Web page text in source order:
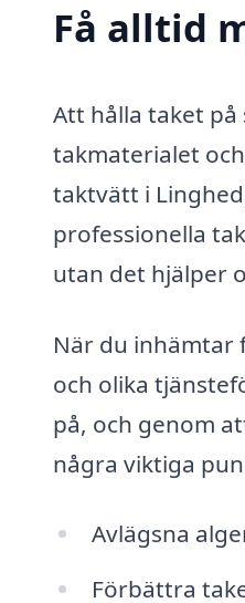
Få alltid
Att hålla taket
takmaterialet
taktvätt i
professionella
utan det hjälper
När du
och olika
på, och genom
några viktiga
Avlägsna
Förbättra